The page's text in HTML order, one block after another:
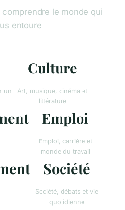
le monde qui
entoure
un
Culture
Art, musique, cinéma et
littérature
Emploi
Emploi, carrière et
monde du travail
Société
Société, débats et vie
quotidienne